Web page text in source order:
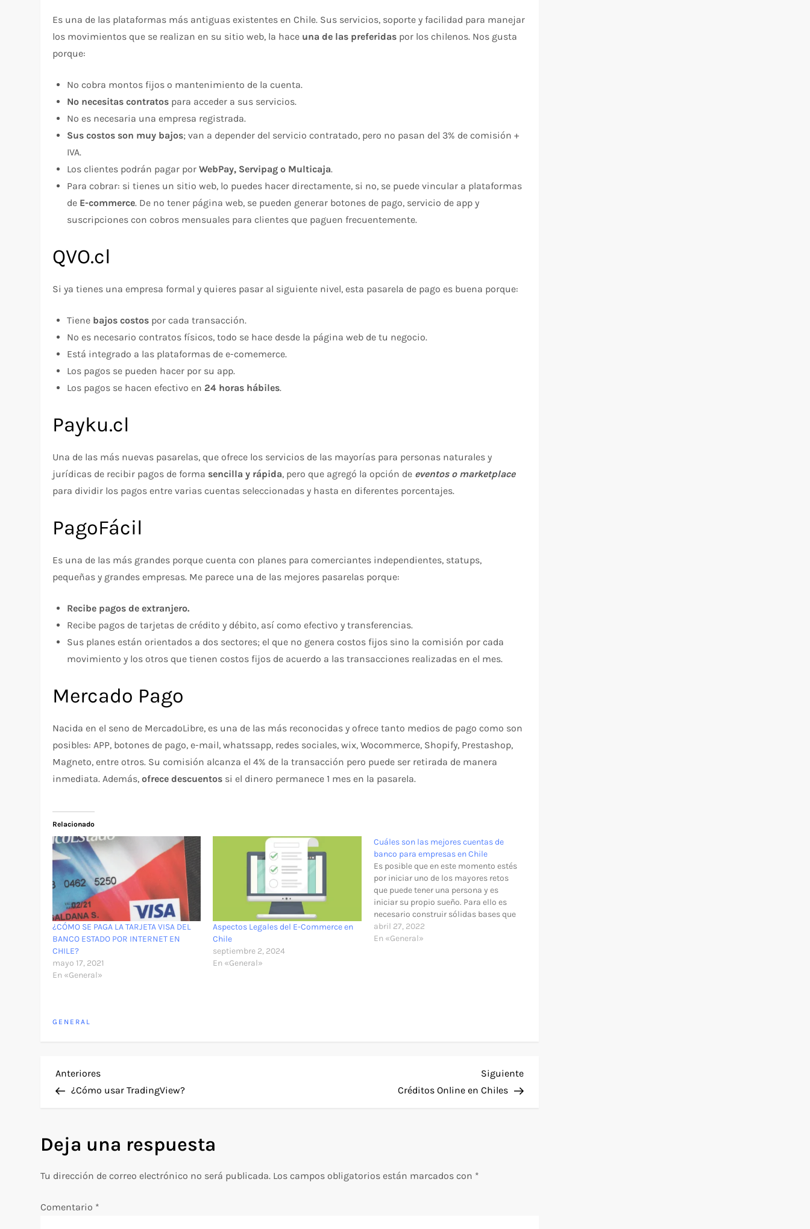
Es una de las plataformas más antiguas existentes en Chile. Sus servicios, soporte y facilidad para manejar
los movimientos que se realizan en su sitio web, la hace una de las preferidas por los chilenos. Nos gusta
porque:
No cobra montos fijos o mantenimiento de la cuenta.
No necesitas contratos para acceder a sus servicios.
No es necesaria una empresa registrada.
Sus costos son muy bajos; van a depender del servicio contratado, pero no pasan del 3% de comisión +
IVA.
Los clientes podrán pagar porWebPay, Servipag o Multicaja.
Para cobrar: si tienes un sitio web, lo puedes hacer directamente, si no, se puede vincular a plataformas
de E-commerce. De no tener página web, se pueden generar botones de pago, servicio de app y
suscripciones con cobros mensuales para clientes que paguen frecuentemente.
QVO.cl
Si ya tienes una empresa formal y quieres pasar al siguiente nivel, esta pasarela de pago es buena porque:
Tiene bajos costos por cada transacción.
No es necesario contratos físicos, todo se hace desde la página web de tu negocio.
Está integrado a las plataformas de e-comemerce.
Los pagos se pueden hacer por su app.
Los pagos se hacen efectivo en 24 horas hábiles.
Payku.cl
Una de las más nuevas pasarelas, que ofrece los servicios de las mayorías para personas naturales y
jurídicas de recibir pagos de forma sencilla y rápida, pero que agregó la opción de eventos o marketplace
para dividir los pagos entre varias cuentas seleccionadas y hasta en diferentes porcentajes.
PagoFácil
Es una de las más grandes porque cuenta con planes para comerciantes independientes, statups,
pequeñas y grandes empresas. Me parece una de las mejores pasarelas porque:
Recibe pagos de extranjero.
Recibe pagos de tarjetas de crédito y débito, así como efectivo y transferencias.
Sus planes están orientados a dos sectores; el que no genera costos fijos sino la comisión por cada
movimiento y los otros que tienen costos fijos de acuerdo a las transacciones realizadas en el mes.
Mercado Pago
Nacida en el seno de MercadoLibre, es una de las más reconocidas y ofrece tanto medios de pago como son
posibles: APP, botones de pago, e-mail, whatssapp, redes sociales, wix, Wocommerce, Shopify, Prestashop,
Magneto, entre otros. Su comisión alcanza el 4% de la transacción pero puede ser retirada de manera
inmediata. Además,ofrece descuentos si el dinero permanece 1 mes en la pasarela.
Relacionado
¿CÓMO SE PAGA LA TARJETA VISA DEL
BANCO ESTADO POR INTERNET EN
CHILE?
mayo 17, 2021
En «General»
Aspectos Legales del E-Commerce en
Chile
septiembre 2, 2024
En «General»
Cuáles son las mejores cuentas de
banco para empresas en Chile
Es posible que en este momento estés
por iniciar uno de los mayores retos
que puede tener una persona y es
iniciar su propio sueño. Para ello es
necesario construir sólidas bases que
soporten los vaivenes de la economía y
la demanda, para ello es necesaria una
abril 27, 2022
En «General»
GENERAL
N
v
e
Entrada
anterior
Anteriores
¿Cómo usar TradingView?
Siguiente
entrada
Siguiente
Créditos Online en Chiles
Deja una respuesta
Tu dirección de correo electrónico no será publicada. Los campos obligatorios están marcados con *
Comentario *